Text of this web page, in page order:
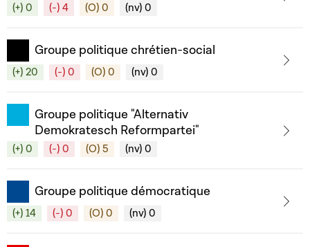
(+) 0 (-) 4 (O) 0 (nv) 0
Groupe politique chrétien-social
(+) 20 (-) 0 (O) 0 (nv) 0
Groupe politique "Alternativ
Demokratesch Reformpartei"
(+) 0 (-) 0 (O) 5 (nv) 0
Groupe politique démocratique
(+) 14 (-) 0 (O) 0 (nv) 0